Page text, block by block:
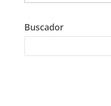
por
Buscador